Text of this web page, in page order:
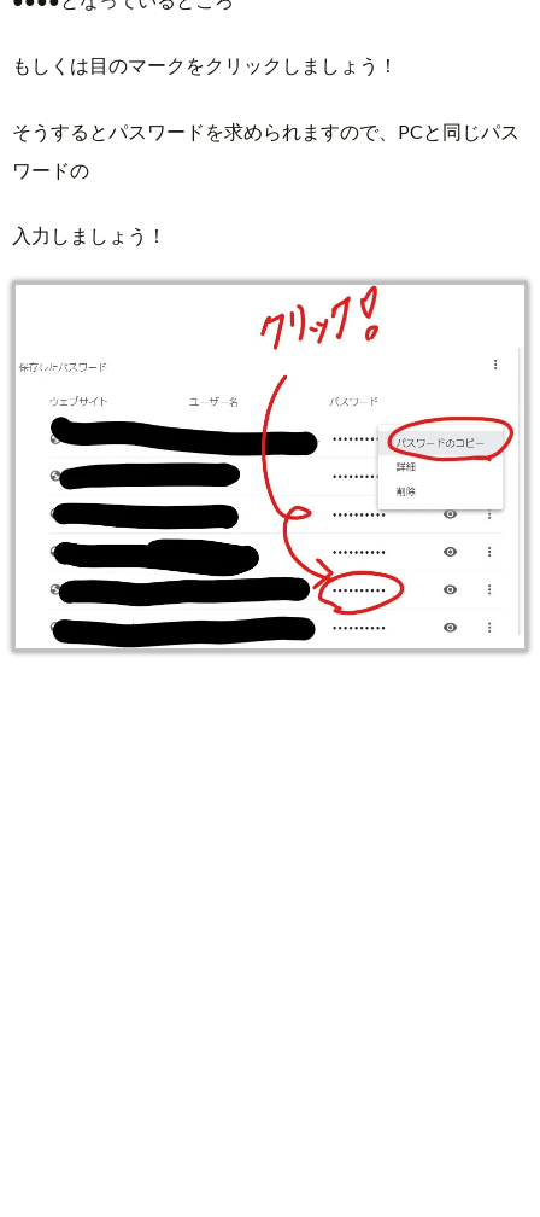
もしくは目のマークをクリックしましょう！
そうするとパスワードを求められますので、PCと同じパス
ワードの
入力しましょう！